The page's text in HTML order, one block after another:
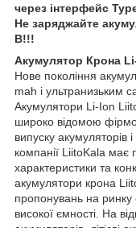
через інтерфейс
Не заряджайте
В!!!
Акумулятор Крона
Нове покоління
mah і ультранизьким
Акумулятори Li-Ion
широко відомою
випуску акумуляторів
компанії LiitoKala має
характеристики та
акумулятори крона
пропонувань на ринку
високої ємності. На